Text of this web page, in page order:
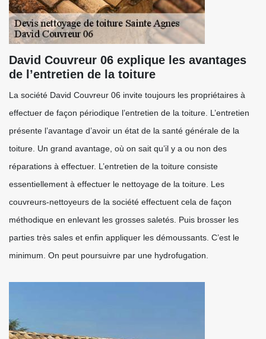
David Couvreur 06 explique les avantages
de l’entretien de la toiture
La société David Couvreur 06 invite toujours les propriétaires à
effectuer de façon périodique l’entretien de la toiture. L’entretien
présente l’avantage d’avoir un état de la santé générale de la
toiture. Un grand avantage, où on sait qu’il y a ou non des
réparations à effectuer. L’entretien de la toiture consiste
essentiellement à effectuer le nettoyage de la toiture. Les
couvreurs-nettoyeurs de la société effectuent cela de façon
méthodique en enlevant les grosses saletés. Puis brosser les
parties très sales et enfin appliquer les démoussants. C’est le
minimum. On peut poursuivre par une hydrofugation.